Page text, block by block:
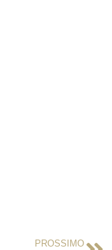
PROSSIMO